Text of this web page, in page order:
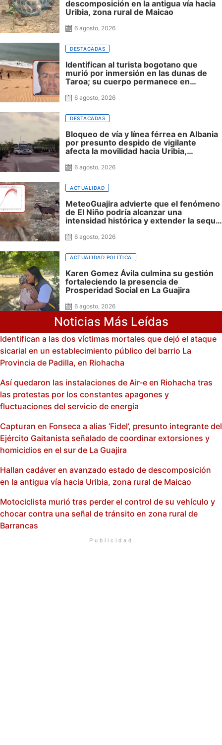
descomposición en la antigua vía hacia
Uribia, zona rural de Maicao
6 agosto, 2026
DESTACADAS
Identifican al turista bogotano que
murió por inmersión en las dunas de
Taroa; su cuerpo permanece en
6 agosto, 2026
DESTACADAS
Bloqueo de vía y línea férrea en Albania
por presunto despido de vigilante
afecta la movilidad hacia Uribia,
6 agosto, 2026
ACTUALIDAD
MeteoGuajira advierte que el fenómeno
de El Niño podría alcanzar una
intensidad histórica y extender la sequía
6 agosto, 2026
ACTUALIDAD POLÍTICA
Karen Gomez Ávila culmina su gestión
fortaleciendo la presencia de
Prosperidad Social en La Guajira
6 agosto, 2026
Noticias Más Leídas
Identifican a las dos víctimas mortales que dejó el ataque
sicarial en un establecimiento público del barrio La
Provincia de Padilla, en Riohacha
Así quedaron las instalaciones de Air-e en Riohacha tras
las protestas por los constantes apagones y
fluctuaciones del servicio de energía
Capturan en Fonseca a alias ‘Fidel’, presunto integrante del
Ejército Gaitanista señalado de coordinar extorsiones y
homicidios en el sur de La Guajira
Hallan cadáver en avanzado estado de descomposición
en la antigua vía hacia Uribia, zona rural de Maicao
Motociclista murió tras perder el control de su vehículo y
chocar contra una señal de tránsito en zona rural de
Barrancas
Publicidad